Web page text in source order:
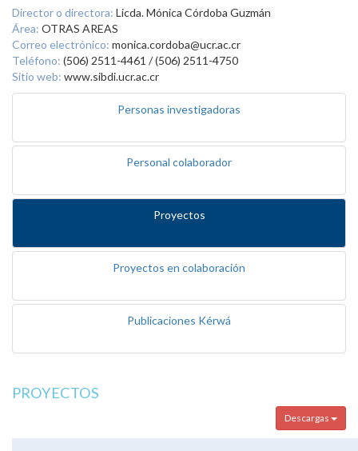
Director o directora: Licda. Mónica Córdoba Guzmán
Área: OTRAS AREAS
Correo electrónico: monica.cordoba@ucr.ac.cr
Teléfono: (506) 2511-4461 / (506) 2511-4750
Sitio web: www.sibdi.ucr.ac.cr
Personas investigadoras
Personal colaborador
Proyectos
Proyectos en colaboración
Publicaciones Kérwá
PROYECTOS
Descargas